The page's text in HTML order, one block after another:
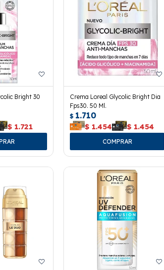
Bright 30
$ 1.721
Crema Loreal Glycolic Bright Dia
Fps30. 50 Ml.
$ 1.710
$ 1.454 $ 1.454